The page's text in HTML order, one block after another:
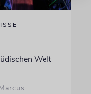
Welt